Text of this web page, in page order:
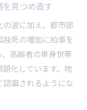
る小さな行動
きる声かけの大
機会を増やす工
の見守り活動の
見つめ直す
波に加え、都市部
死の増加に拍車を
高齢者の単身世帯
化しています。地
識されるようにな